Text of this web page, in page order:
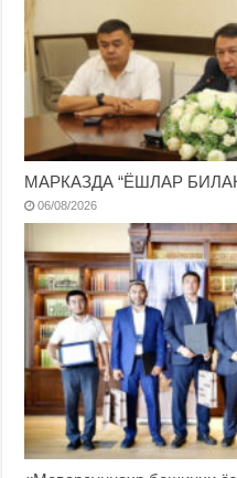
МАРКАЗДА “ЁШЛАР
06/08/2026